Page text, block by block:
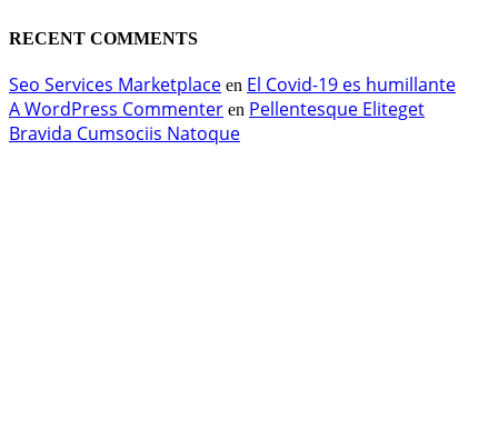
RECENT COMMENTS
Seo Services Marketplace en El Covid-19 es humillante
A WordPress Commenter en Pellentesque Eliteget
Bravida Cumsociis Natoque